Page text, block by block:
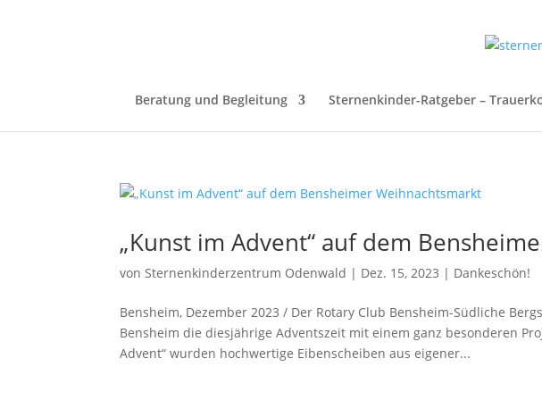
Beratung und Begleitung Sternenkinder-Ratgeber –
„Kunst im Advent“ auf dem
vonSternenkinderzentrum Odenwald | Dez. 15, 2023 | Dankeschön!
Bensheim, Dezember 2023 / Der Rotary Club Bensheim-Südliche
Bensheim die diesjährige Adventszeit mit einem ganz besonderen
Advent“ wurden hochwertige Eibenscheiben aus eigener...